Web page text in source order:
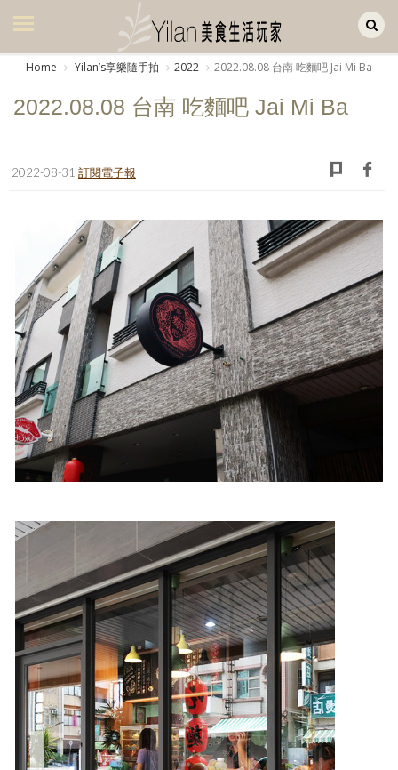
美食集
生活風
書房集
日記簿
餐桌週記
享樂隨手拍
照相簿
影音區
歷史區
個人著作
活動實況記錄
媒體報導一覽
合作與代言
訂閱電子報
Home Yilanʼs享樂隨手拍 2022 2022.08.08 台南 吃麵吧 Jai Mi Ba
2022.08.08 台南 吃麵吧 Jai Mi Ba
2022-08-31 訂閱電子報